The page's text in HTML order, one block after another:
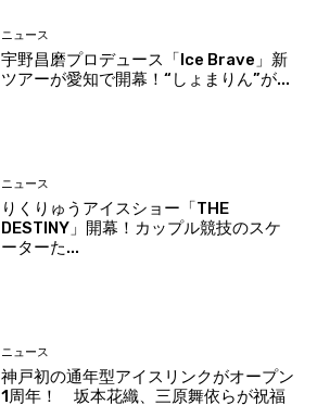
ニュース
宇野昌磨プロデュース「Ice Brave」新
ツアーが愛知で開幕！“しょまりん”が...
ニュース
りくりゅうアイスショー「THE
DESTINY」開幕！カップル競技のスケ
ーターた...
ニュース
神戸初の通年型アイスリンクがオープン
1周年！ 坂本花織、三原舞依らが祝福